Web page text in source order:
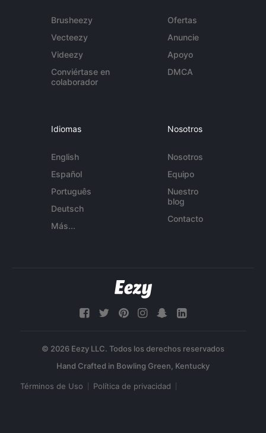
Brusheezy
Vecteezy
Videezy
Conviértase en
colaborador
Ofertas
Anuncie
Apoyo
DMCA
Idiomas
English
Español
Português
Deutsch
Más...
Nosotros
Nosotros
Equipo
Nuestro
blog
Contacto
© 2026 Eezy LLC. Todos los derechos reservados
Términos de Uso Política de privacidad